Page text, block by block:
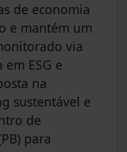
de economia
e mantém um
via
ESG e
na
sustentável e
de
para